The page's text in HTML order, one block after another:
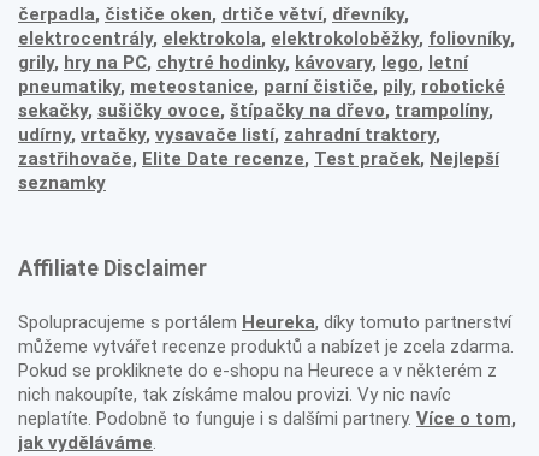
čerpadla, čističe oken, drtiče větví, dřevníky,
elektrocentrály, elektrokola, elektrokoloběžky, foliovníky,
grily, hry na PC, chytré hodinky, kávovary, lego, letní
pneumatiky, meteostanice, parní čističe, pily, robotické
sekačky, sušičky ovoce, štípačky na dřevo, trampolíny,
udírny, vrtačky, vysavače listí, zahradní traktory,
zastřihovače, Elite Date recenze, Test praček, Nejlepší
seznamky
Affiliate Disclaimer
Spolupracujeme s portálem Heureka, díky tomuto partnerství
můžeme vytvářet recenze produktů a nabízet je zcela zdarma.
Pokud se prokliknete do e-shopu na Heurece a v některém z
nich nakoupíte, tak získáme malou provizi. Vy nic navíc
neplatíte. Podobně to funguje i s dalšími partnery. Více o tom,
jak vyděláváme.